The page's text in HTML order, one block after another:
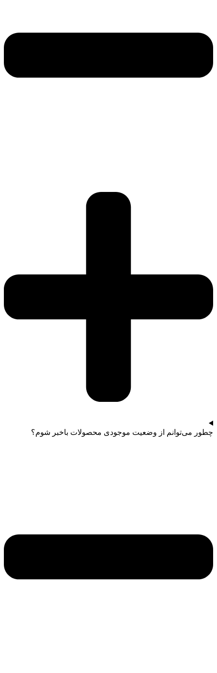
چطور می‌توانم از وضعیت موجودی محصولات باخبر شوم؟